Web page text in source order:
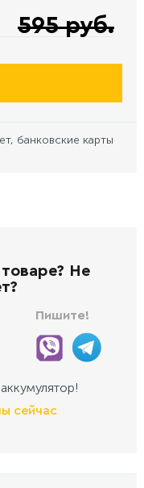
595 руб.
банковские карты
Не
Пишите!
сейчас